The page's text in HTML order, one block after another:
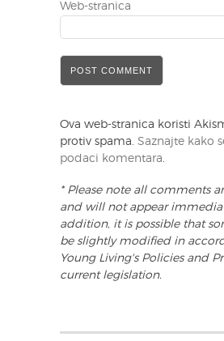
Web-stranica
Ova web-stranica koristi
protiv spama. Saznajte kako
podaci komentara.
* Please note all comments
and will not appear
addition, it is possible that
be slightly modified in
Young Living's Policies and
current legislation.